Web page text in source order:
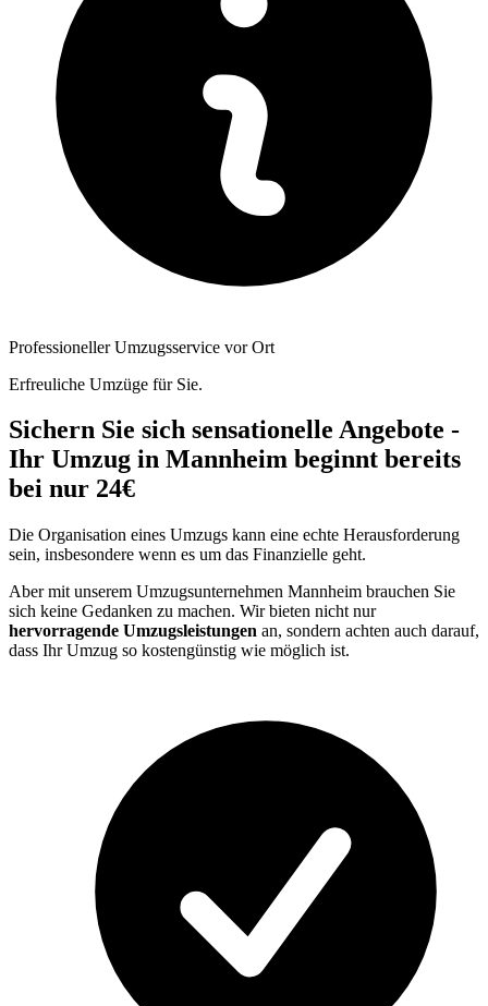
Professioneller Umzugsservice vor Ort
Erfreuliche Umzüge für Sie.
Sichern Sie sich sensationelle Angebote -
Ihr Umzug in Mannheim beginnt bereits
bei nur 24€
Die Organisation eines Umzugs kann eine echte Herausforderung
sein, insbesondere wenn es um das Finanzielle geht.
Aber mit unserem Umzugsunternehmen Mannheim brauchen Sie
sich keine Gedanken zu machen. Wir bieten nicht nur
hervorragende Umzugsleistungen an, sondern achten auch darauf,
dass Ihr Umzug so kostengünstig wie möglich ist.